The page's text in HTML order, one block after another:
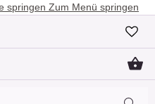
springen Zum Menü springen